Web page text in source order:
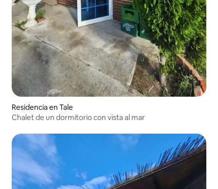
Residencia en Tale
Chalet de un dormitorio con vista al mar